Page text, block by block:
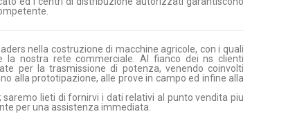
nella costruzione di macchine agricole, con i quali
la nostra rete commerciale. Al fianco dei ns clienti
per la trasmissione di potenza, venendo coinvolti
alla prototipazione, alle prove in campo ed infine alla
lieti di fornirvi i dati relativi al punto vendita piu
per una assistenza immediata.